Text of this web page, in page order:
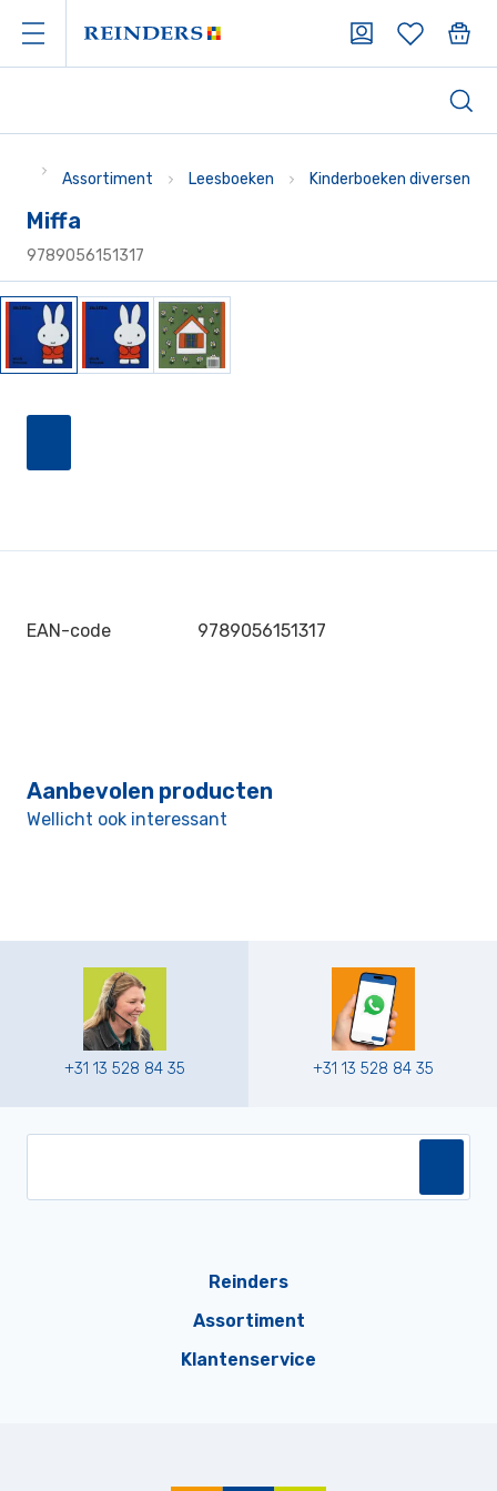
Assortiment Leesboeken Kinderboeken diversen
Miffa
9789056151317
EAN-code 9789056151317
Aanbevolen producten
Wellicht ook interessant
+31 13 528 84 35 +31 13 528 84 35
Reinders
Assortiment
Klantenservice